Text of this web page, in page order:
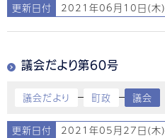
更新日付 2021年06月10日(木)
議会だより第60号
議会だより 町政 議会
更新日付 2021年05月27日(木)